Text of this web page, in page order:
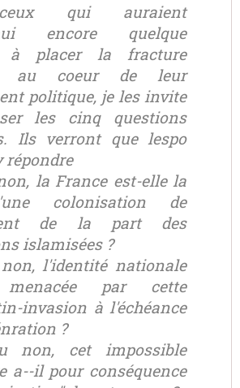
qui auraient
encore quelque
à placer la fracture
au coeur de leur
politique, je les invite
les cinq questions
Ils verront que lespo
répondre
la France est-elle la
colonisation de
de la part des
islamisées ?
l'identité nationale
menacée par cette
invasion à l'échéance
?
non, cet impossible
a--il pour conséquence